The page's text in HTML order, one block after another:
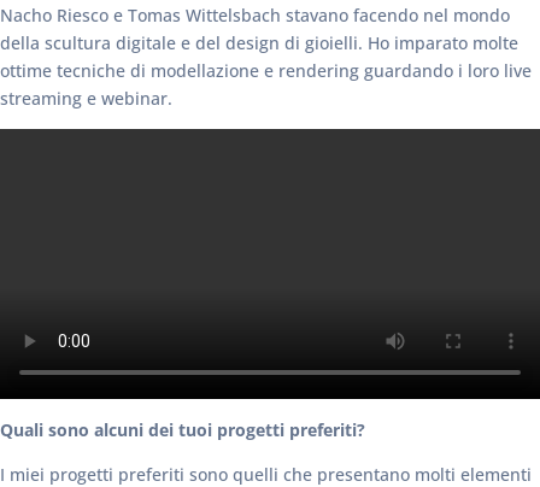
Nacho Riesco e Tomas Wittelsbach stavano facendo nel mondo
della scultura digitale e del design di gioielli. Ho imparato molte
ottime tecniche di modellazione e rendering guardando i loro live
streaming e webinar.
Quali sono alcuni dei tuoi progetti preferiti?
I miei progetti preferiti sono quelli che presentano molti elementi